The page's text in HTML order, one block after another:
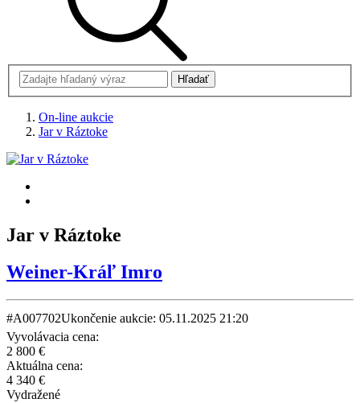
On-line aukcie
Jar v Ráztoke
Jar v Ráztoke
Weiner-Kráľ Imro
#A007702Ukončenie aukcie: 05.11.2025 21:20
Vyvolávacia cena:
2 800 €
Aktuálna cena:
4 340 €
Vydražené